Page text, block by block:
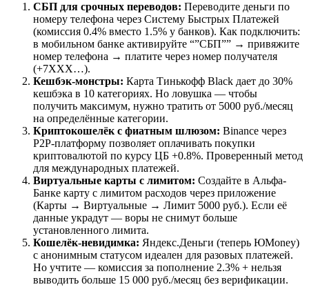
СБП для срочных переводов: Переводите деньги по
номеру телефона через Систему Быстрых Платежей
(комиссия 0.4% вместо 1.5% у банков). Как подключить:
в мобильном банке активируйте “”СБП”” → привяжите
номер телефона → платите через номер получателя
(+7XXX…).
Кешбэк-монстры: Карта Тинькофф Black дает до 30%
кешбэка в 10 категориях. Но ловушка — чтобы
получить максимум, нужно тратить от 5000 руб./месяц
на определённые категории.
Криптокошелёк с фиатным шлюзом: Binance через
P2P-платформу позволяет оплачивать покупки
криптовалютой по курсу ЦБ +0.8%. Проверенный метод
для международных платежей.
Виртуальные карты с лимитом: Создайте в Альфа-
Банке карту с лимитом расходов через приложение
(Карты → Виртуальные → Лимит 5000 руб.). Если её
данные украдут — воры не снимут больше
установленного лимита.
Кошелёк-невидимка: Яндекс.Деньги (теперь ЮMoney)
с анонимным статусом идеален для разовых платежей.
Но учтите — комиссия за пополнение 2.3% + нельзя
выводить больше 15 000 руб./месяц без верификации.